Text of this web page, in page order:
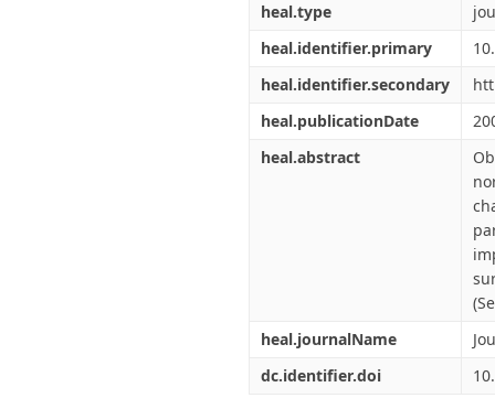
heal.type
heal.identifier.primary
heal.identifier.secondary
heal.publicationDate
heal.abstract
heal.journalName
dc.identifier.doi